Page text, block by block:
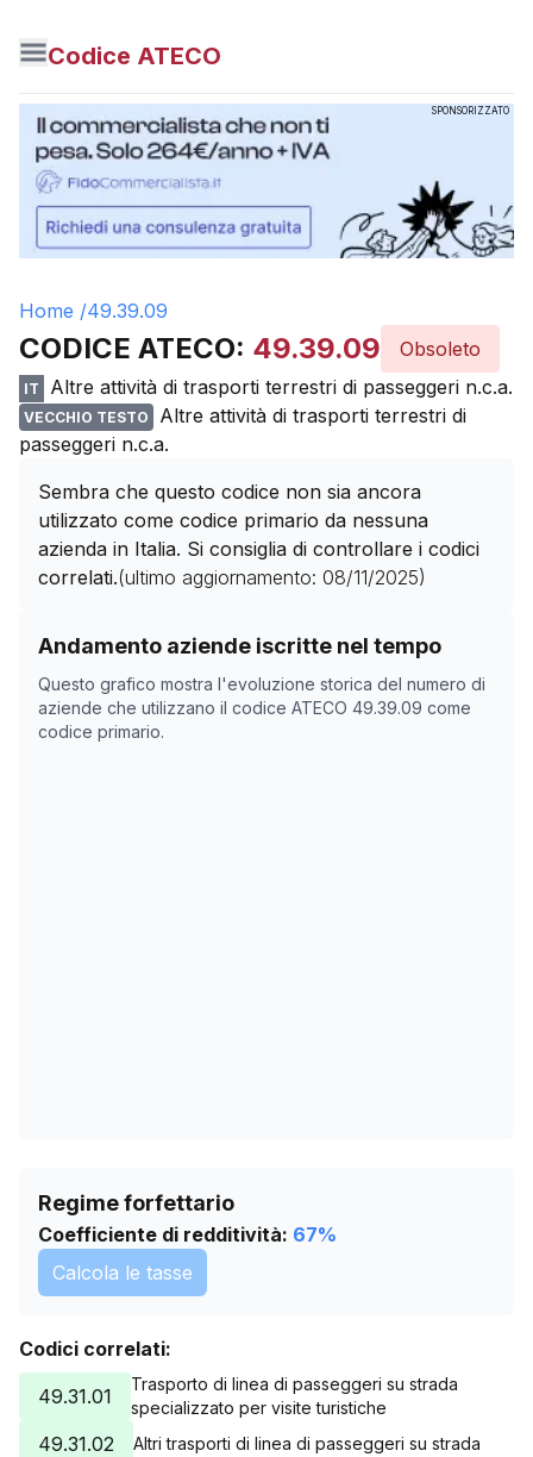
Codice ATECO
SPONSORIZZATO
Home /49.39.09
CODICE ATECO: 49.39.09 Obsoleto
IT Altre attività di trasporti terrestri di passeggeri n.c.a.
VECCHIO TESTO
Altre attività di trasporti terrestri di
passeggeri n.c.a.
Sembra che questo codice non sia ancora
utilizzato come codice primario da nessuna
azienda in Italia. Si consiglia di controllare i codici
correlati.(ultimo aggiornamento: 08/11/2025)
Andamento aziende iscritte nel tempo
Questo grafico mostra l'evoluzione storica del numero di
aziende che utilizzano il codice ATECO 49.39.09 come
codice primario.
Storico numero di aziende con codice ATECO
Data rilevazione
03/04/2025
3014
18/05/2025
Regime forfettario
Coefficiente di redditività: 67%
Calcola le tasse
Codici correlati:
49.31.01
Trasporto di linea di passeggeri su strada
specializzato per visite turistiche
49.31.02 Altri trasporti di linea di passeggeri su strada